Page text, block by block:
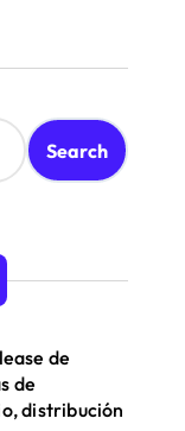
de
de
distribución